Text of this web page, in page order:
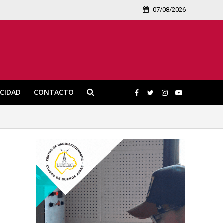
07/08/2026
CONTACTO